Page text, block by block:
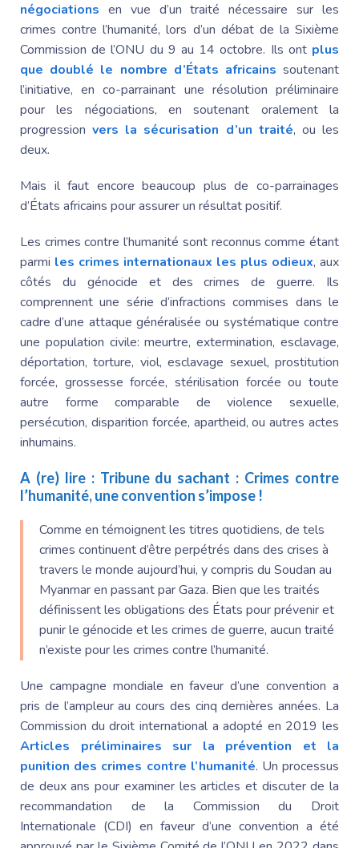
négociations en vue d’un traité nécessaire sur les
crimes contre l’humanité, lors d’un débat de la Sixième
Commission de l’ONU du 9 au 14 octobre. Ils ont plus
que doublé le nombre d’États africains soutenant
l’initiative, en co-parrainant une résolution préliminaire
pour les négociations, en soutenant oralement la
progressionvers la sécurisation d’un traité, ou les
deux.
Mais il faut encore beaucoup plus de co-parrainages
d’États africains pour assurer un résultat positif.
Les crimes contre l’humanité sont reconnus comme étant
parmi les crimes internationaux les plus odieux, aux
côtés du génocide et des crimes de guerre. Ils
comprennent une série d’infractions commises dans le
cadre d’une attaque généralisée ou systématique contre
une population civile: meurtre, extermination, esclavage,
déportation, torture, viol, esclavage sexuel, prostitution
forcée, grossesse forcée, stérilisation forcée ou toute
autre forme comparable de violence sexuelle,
persécution, disparition forcée, apartheid, ou autres actes
inhumains.
A (re) lire : Tribune du sachant : Crimes contre
l’humanité, une convention s’impose !
Comme en témoignent les titres quotidiens, de tels
crimes continuent d’être perpétrés dans des crises à
travers le monde aujourd’hui, y compris du Soudan au
Myanmar en passant par Gaza. Bien que les traités
définissent les obligations des États pour prévenir et
punir le génocide et les crimes de guerre, aucun traité
n’existe pour les crimes contre l’humanité.
Une campagne mondiale en faveur d’une convention a
pris de l’ampleur au cours des cinq dernières années. La
Commission du droit international a adopté en 2019 les
Articles préliminaires sur la prévention et la
punition des crimes contre l’humanité. Un processus
de deux ans pour examiner les articles et discuter de la
recommandation de la Commission du Droit
Internationale (CDI) en faveur d’une convention a été